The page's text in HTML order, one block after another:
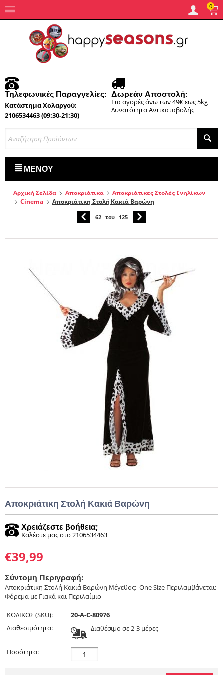
0
Τηλεφωνικές Παραγγελίες:
Κατάστημα Χολαργού:
2106534463 (09:30-21:30)
Δωρεάν Αποστολή:
Για αγορές άνω των 49€ εως 5kg
Δυνατότητα Αντικαταβολής
ΜΕΝΟΎ
Αρχική Σελίδα Αποκριάτικα
Αποκριάτικες Στολές Ενηλίκων
Cinema
Αποκριάτικη Στολή Κακιά Βαρώνη
62 του 125
Αποκριάτικη Στολή Κακιά Βαρώνη
Χρειάζεστε βοήθεια;
Καλέστε μας στο 2106534463
€39,99
Σύντομη Περιγραφή:
Αποκριάτικη Στολή Κακιά Βαρώνη Μέγεθος: One Size Περιλαμβάνεται:
Φόρεμα με Γιακά και Περιλαίμιο
ΚΩΔΙΚΟΣ (SKU):
20-A-C-80976
Διαθεσιμότητα:
Διαθέσιμο σε 2-3 μέρες
Ποσότητα: